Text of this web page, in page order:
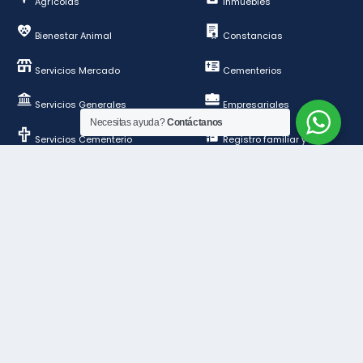
Bienestar Animal
Servicios Mercado
Servicios Generales
Servicios Cementerio
Constancias
Cementerios
Empresariales
Registro familiar y de
Necesitas ayuda?Contáctanos